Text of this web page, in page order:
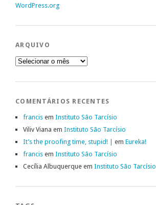
WordPress.org
ARQUIVO
Arquivo
COMENTÁRIOS RECENTES
francis em Instituto São Tarcísio
Viliv Viana em Instituto São Tarcísio
It’s the proofing time, stupid! | em Eureka!
francis em Instituto São Tarcísio
Cecília Albuquerque em Instituto São Tarcísio